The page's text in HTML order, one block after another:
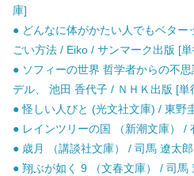
庫]
● どんなに体がかたい人でもベター
ごい方法 / Eiko / サンマーク出版 [
● ソフィーの世界 哲学者からの不
デル、 池田 香代子 / ＮＨＫ出版 [単
● 怪しい人びと (光文社文庫) / 東野
● レインツリーの国 （新潮文庫） /
● 歳月 （講談社文庫） / 司馬 遼太
● 翔ぶが如く 9 （文春文庫） / 司馬